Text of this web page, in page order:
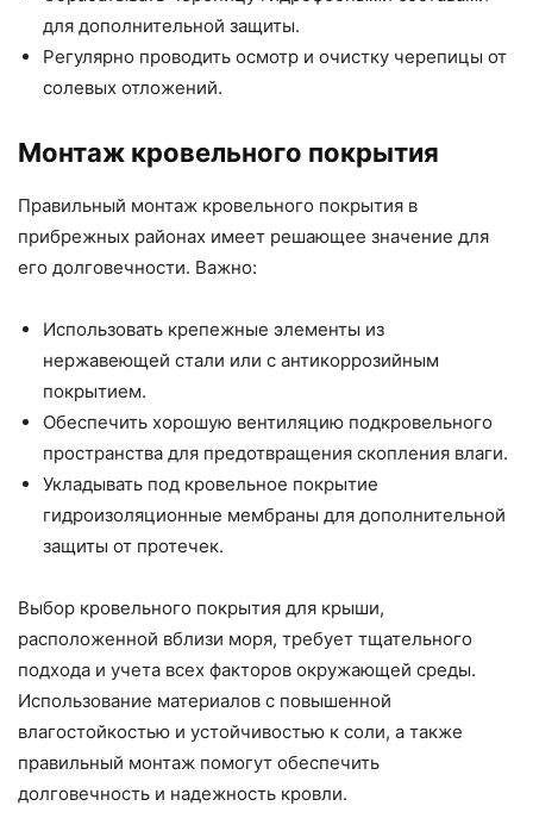
для дополнительной защиты.
Регулярно проводить осмотр и очистку черепицы от
солевых отложений.
Монтаж кровельного покрытия
Правильный монтаж кровельного покрытия в
прибрежных районах имеет решающее значение для
его долговечности. Важно:
Использовать крепежные элементы из
нержавеющей стали или с антикоррозийным
покрытием.
Обеспечить хорошую вентиляцию подкровельного
пространства для предотвращения скопления влаги.
Укладывать под кровельное покрытие
гидроизоляционные мембраны для дополнительной
защиты от протечек.
Выбор кровельного покрытия для крыши,
расположенной вблизи моря, требует тщательного
подхода и учета всех факторов окружающей среды.
Использование материалов с повышенной
влагостойкостью и устойчивостью к соли, а также
правильный монтаж помогут обеспечить
долговечность и надежность кровли.